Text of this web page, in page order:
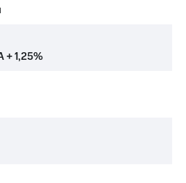
+ 1,25%